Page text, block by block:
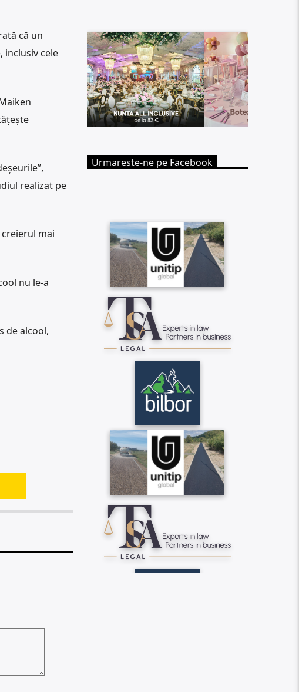
că un
inclusiv cele
realizat pe
mai
nu le-a
de alcool,
Urmareste-ne pe Facebook